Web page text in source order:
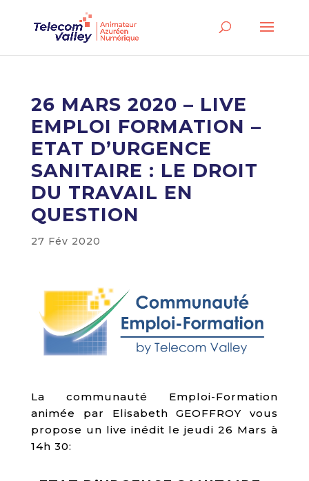
26 MARS 2020 – LIVE
EMPLOI FORMATION –
ETAT D’URGENCE
SANITAIRE : LE DROIT
DU TRAVAIL EN
QUESTION
27 Fév 2020
La communauté Emploi-Formation
animée par Elisabeth GEOFFROYvous
propose un live inédit le jeudi 26 Mars à
14h 30: